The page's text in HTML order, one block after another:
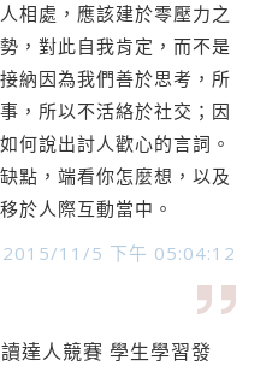
相處，應該建於零壓力之
，對此自我肯定，而不是
納因為我們善於思考，所
，所以不活絡於社交；因
何說出討人歡心的言詞。
點，端看你怎麼想，以及
於人際互動當中。
2015/11/5 下午 05:04:12
達人競賽 學生學習發